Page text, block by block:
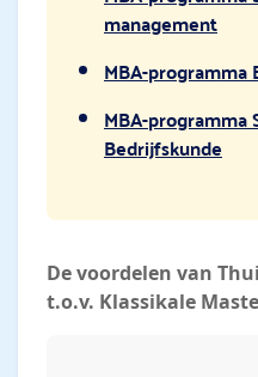
management
MBA-programma
MBA-programma
Bedrijfskunde
De voordelen van
t.o.v. Klassikale